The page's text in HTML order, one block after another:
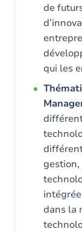
de
qui les
gestion,
dans la